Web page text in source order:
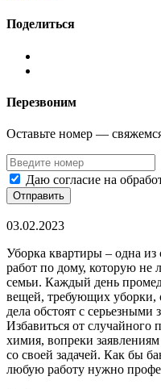
Поделиться
Перезвоним
Оставьте номер —
Даю согласие на
Отправить
03.02.2023
Уборка квартиры – одна
работ по дому, которую не
семьи. Каждый день
вещей, требующих уборки,
дела обстоят с
Избавиться от случайного
химия, вопреки
со своей задачей. Как бы
любую работу нужно